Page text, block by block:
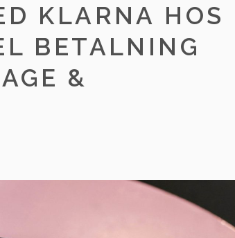
KLARNA HOS
BETALNING
&